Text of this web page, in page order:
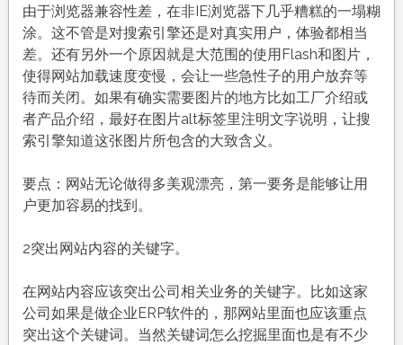
由于浏览器兼容性差，在非IE浏览器下几乎糟糕的一塌糊
涂。这不管是对搜索引擎还是对真实用户，体验都相当
差。还有另外一个原因就是大范围的使用Flash和图片，
使得网站加载速度变慢，会让一些急性子的用户放弃等
待而关闭。如果有确实需要图片的地方比如工厂介绍或
者产品介绍，最好在图片alt标签里注明文字说明，让搜
索引擎知道这张图片所包含的大致含义。
要点：网站无论做得多美观漂亮，第一要务是能够让用
户更加容易的找到。
2突出网站内容的关键字。
在网站内容应该突出公司相关业务的关键字。比如这家
公司如果是做企业ERP软件的，那网站里面也应该重点
突出这个关键词。当然关键词怎么挖掘里面也是有不少